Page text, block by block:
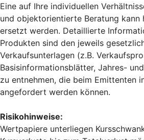
Eine auf Ihre individuellen
und objektorientierte Beratung kann
ersetzt werden. Detaillierte
Produkten sind den jeweils
Verkaufsunterlagen (z.B.
Basisinformationsblätter, Jahres-
zu entnehmen, die beim Emittenten
angefordert werden können.
Risikohinweise:
Wertpapiere unterliegen